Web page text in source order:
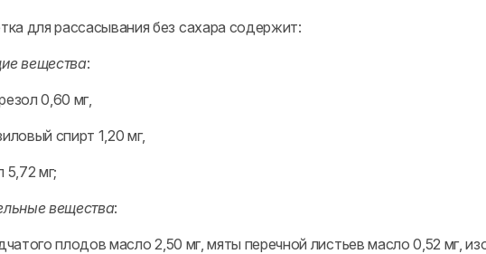
для рассасывания без сахара содержит:
вещества:
0,60 мг,
спирт 1,20 мг,
5,72 мг;
вещества:
плодов масло 2,50 мг, мяты перечной листьев масло 0,52 мг,